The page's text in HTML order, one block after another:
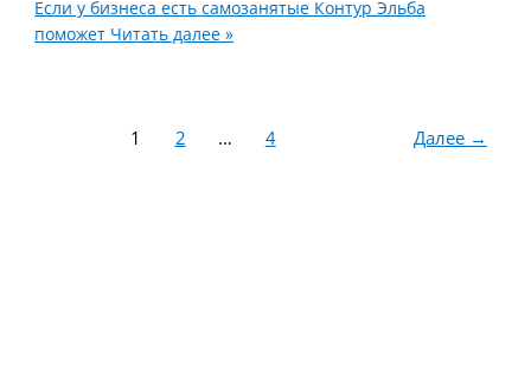
Если у бизнеса есть самозанятые Контур Эльба
поможет Читать далее »
1 2 … 4 Далее →